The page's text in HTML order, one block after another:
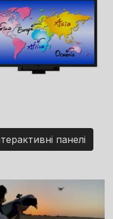
панелі